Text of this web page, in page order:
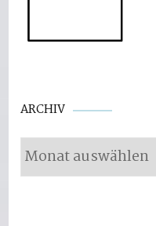
ARCHIV Archiv